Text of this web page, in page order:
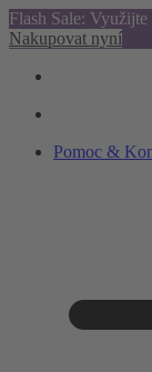
Flash Sale:
Nakupovat nyní
Pomoc &